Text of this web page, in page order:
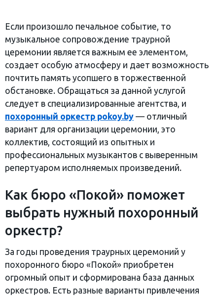
Если произошло печальное событие, то
музыкальное сопровождение траурной
церемонии является важным ее элементом,
создает особую атмосферу и дает возможность
почтить память усопшего в торжественной
обстановке. Обращаться за данной услугой
следует в специализированные агентства, и
похоронный оркестр pokoy.by — отличный
вариант для организации церемонии, это
коллектив, состоящий из опытных и
профессиональных музыкантов с выверенным
репертуаром исполняемых произведений.
Как бюро «Покой» поможет
выбрать нужный похоронный
оркестр?
За годы проведения траурных церемоний у
похоронного бюро «Покой» приобретен
огромный опыт и сформирована база данных
оркестров. Есть разные варианты привлечения